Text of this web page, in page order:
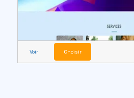
Voir Choisir